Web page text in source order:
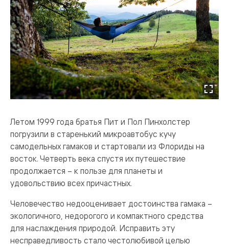
Летом 1999 года братья Пит и Пол Пинхолстер
погрузили в старенький микроавтобус кучу
самодельных гамаков и стартовали из Флориды на
восток. Четверть века спустя их путешествие
продолжается – к пользе для планеты и
удовольствию всех причастных.
Человечество недооценивает достоинства гамака –
экологичного, недорогого и компактного средства
для наслаждения природой. Исправить эту
несправедливость стало честолюбивой целью